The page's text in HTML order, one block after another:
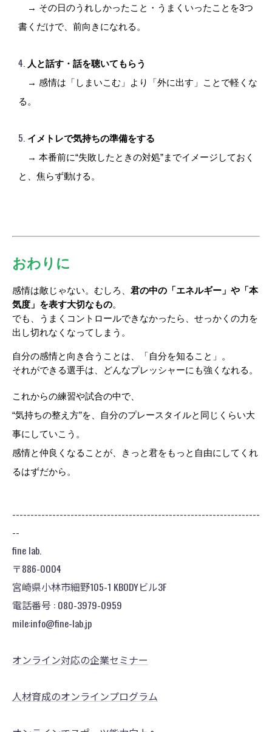
→ その日のうれしかったこと・うまくいったことを3つ
書くだけで、前向きになれる。
人と話す・話を聴いてもらう
→ 感情は「しまいこむ」より「外に出す」ことで軽くな
る。
イメトレで気持ちの準備をする
→ 本番前に“失敗したときの対処”までイメージしておく
と、焦らず動ける。
おわりに
感情は敵じゃない。むしろ、 君の中の「エネルギー」や「本
気度」を表す大切なもの。
でも、うまくコントロールできなかったら、せっかくの力を
出し切れなくなってしまう。
自分の感情と向き合うことは、「自分を知ること」。
それができる選手は、どんなプレッシャーにも強くなれる。
これからの練習や試合の中で、
“気持ちの整え方”を、自分のプレースタイルと同じくらい大
事にしていこう。
感情と仲良くなることが、きっと君をもっと自由にしてくれ
るはずだから。
--------------------------------------------------------------------
--
fine lab.
〒886-0004
宮崎県小林市細野105-1 KBODYビル3F
電話番号 : 080-3979-0959
mile:info@fine-lab.jp
オンライン対応の企業セミナー
人材育成のオンラインプログラム